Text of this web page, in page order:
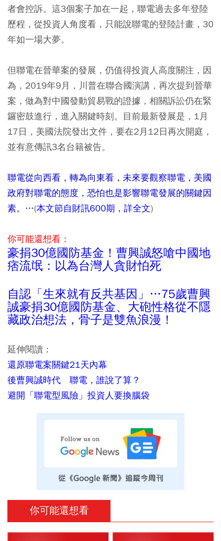
者會控訴。這3個案子加在一起，聯電過去多年登陸
歷程，從投資人角度看，只能說聯電的登陸計畫，30
年如一場大夢。
但聯電在晉華案的發展，仍值得投資人高度關注，因
為，2019年9月，川普在聯合國演講，再次提到晉華
案，做為對中國發動貿易戰的證據，相關訴訟仍在緊
鑼密鼓進行，進入關鍵時刻。目前最新發展是，1月
17日，美國法院發出文件，要在2月12日再次開庭，
並有意傳訊3名台籍被告。
聯電從向西看，轉為向東看，未來要觀察聯電，美國
政府對聯電的態度，恐怕也是影響聯電發展的關鍵因
素。…(本文節自財訊600期，詳全文)
你可能還想看：
豪捐30億國防基金！曹興誠怒嗆中國地
痞流氓：以為台灣人貪財怕死
自認「生來就有反共基因」…75歲曹興
誠豪捐30億國防基金、大砲性格從不隱
藏政治想法，骨子是雙魚浪漫！
延伸閱讀：
還原聯電案關鍵21天內幕
後曹興誠時代 聯電，誰說了算？
避開「聯電型風險」投資人要換腦袋
你可能還想看